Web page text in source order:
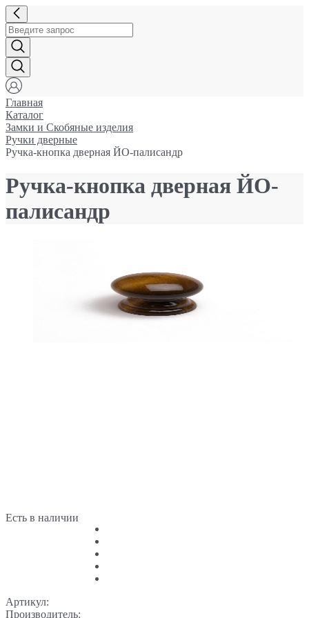
Главная
Каталог
Замки и Cкобяные изделия
Ручки дверные
Ручка-кнопка дверная ЙО-палисандр
Ручка-кнопка дверная ЙО-
палисандр
Есть в наличии
Артикул:
Производитель: